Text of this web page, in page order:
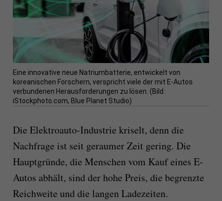
Eine innovative neue Natriumbatterie, entwickelt von
koreanischen Forschern, verspricht viele der mit E-Autos
verbundenen Herausforderungen zu lösen. (Bild:
iStockphoto.com, Blue Planet Studio)
Die Elektroauto-Industrie kriselt, denn die
Nachfrage ist seit geraumer Zeit gering. Die
Hauptgründe, die Menschen vom Kauf eines E-
Autos abhält, sind der hohe Preis, die begrenzte
Reichweite und die langen Ladezeiten.